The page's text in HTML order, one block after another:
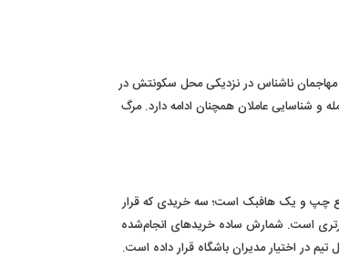
مهاجمان ناشناس در نزدیکی محل سکونتش در
و شناسایی عاملان همچنان ادامه دارد. مرگ
چپ و یک هافبک است؛ سه خریدی که قرار
است. شمارش ساده خریدهای انجام‌شده